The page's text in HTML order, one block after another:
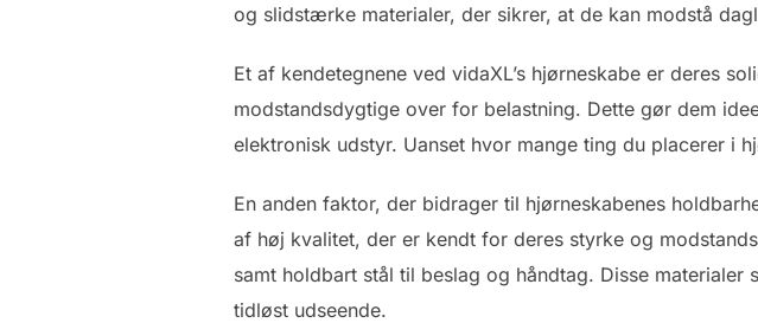
og slidstærke materialer, der sikrer, at de kan modstå
Et af kendetegnene ved vidaXL’s hjørneskabe er deres
modstandsdygtige over for belastning. Dette gør dem
elektronisk udstyr. Uanset hvor mange ting du placerer i
En anden faktor, der bidrager til hjørneskabenes
af høj kvalitet, der er kendt for deres styrke og
samt holdbart stål til beslag og håndtag. Disse
tidløst udseende.